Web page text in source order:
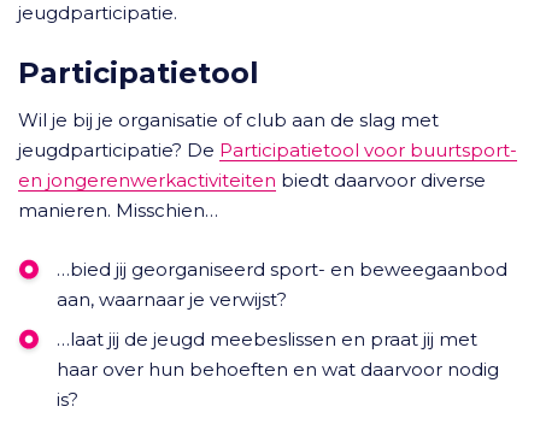
jeugdparticipatie.
Participatietool
Wil je bij je organisatie of club aan de slag met
jeugdparticipatie? De Participatietool voor buurtsport-
en jongerenwerkactiviteiten biedt daarvoor diverse
manieren. Misschien…
…bied jij georganiseerd sport- en beweegaanbod
aan, waarnaar je verwijst?
…laat jij de jeugd meebeslissen en praat jij met
haar over hun behoeften en wat daarvoor nodig
is?